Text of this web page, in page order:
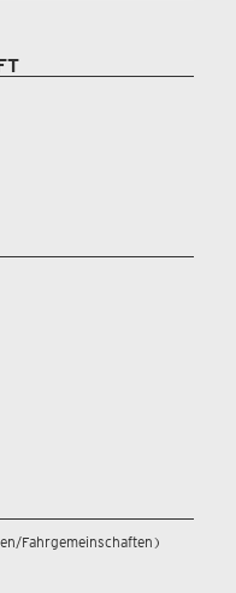
Fahrgemeinschaften)